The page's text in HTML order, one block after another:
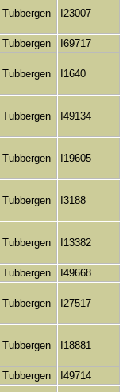
Tubbergen I23007
Tubbergen I69717
Tubbergen I1640
Tubbergen I49134
Tubbergen I19605
Tubbergen I3188
Tubbergen I13382
Tubbergen I49668
Tubbergen I27517
Tubbergen I18881
Tubbergen
I49714